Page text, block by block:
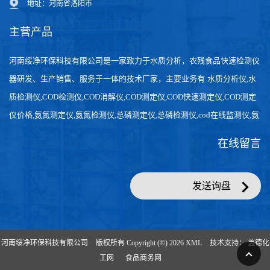
地址：河南省洛阳市
主营产品
河南绥净环保科技有限公司是一家致力于水质分析，农残食品快速检测仪
器研发、生产销售、服务于一体的技术厂家，主要业务有:水质分析仪,水
质检测仪,COD检测仪,COD消解仪,COD测定仪,COD快速测定仪,COD测定
仪价格,氨氮测定仪,氨氮检测仪,总磷测定仪,总磷检测仪,cod在线监测仪,氨
在线留言
发送询盘
河南绥净环保科技有限公司 版权所有 Copyright (©) 2026 XML 技术支持：盖德化
工网
食品商务网